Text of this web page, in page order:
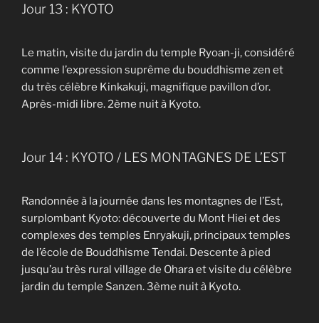
Jour 13 : KYOTO
Le matin, visite du jardin du temple Ryoan-ji, considéré
comme l’expression suprême du bouddhisme zen et
du très célèbre Kinkakuji, magnifique pavillon d’or.
Après-midi libre. 2ème nuit à Kyoto.
Jour 14 : KYOTO / LES MONTAGNES DE L’EST
Randonnée à la journée dans les montagnes de l’Est,
surplombant Kyoto: découverte du Mont Hiei et des
complexes des temples Enryakuji, principaux temples
de l’école de Bouddhisme Tendai. Descente à pied
jusqu’au très rural village de Ohara et visite du célèbre
jardin du temple Sanzen. 3ème nuit à Kyoto.